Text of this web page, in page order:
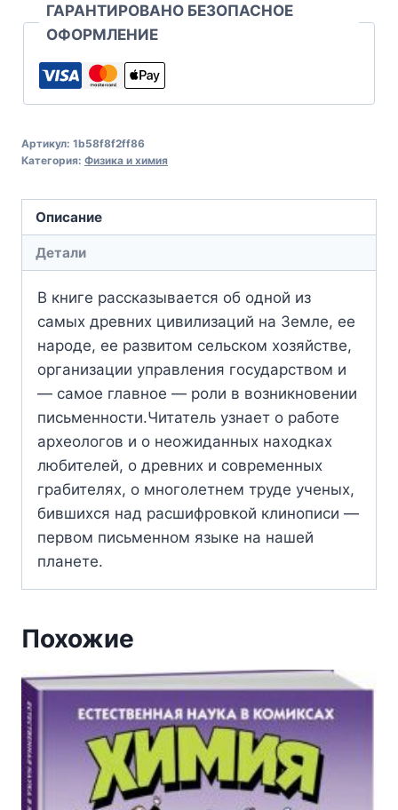
ГАРАНТИРОВАНО БЕЗОПАСНОЕ
ОФОРМЛЕНИЕ
Артикул: 1b58f8f2ff86
Категория: Физика и химия
Описание
Детали
В книге рассказывается об одной из
самых древних цивилизаций на Земле, ее
народе, ее развитом сельском хозяйстве,
организации управления государством и
— самое главное — роли в возникновении
письменности.Читатель узнает о работе
археологов и о неожиданных находках
любителей, о древних и современных
грабителях, о многолетнем труде ученых,
бившихся над расшифровкой клинописи —
первом письменном языке на нашей
планете.
Похожие